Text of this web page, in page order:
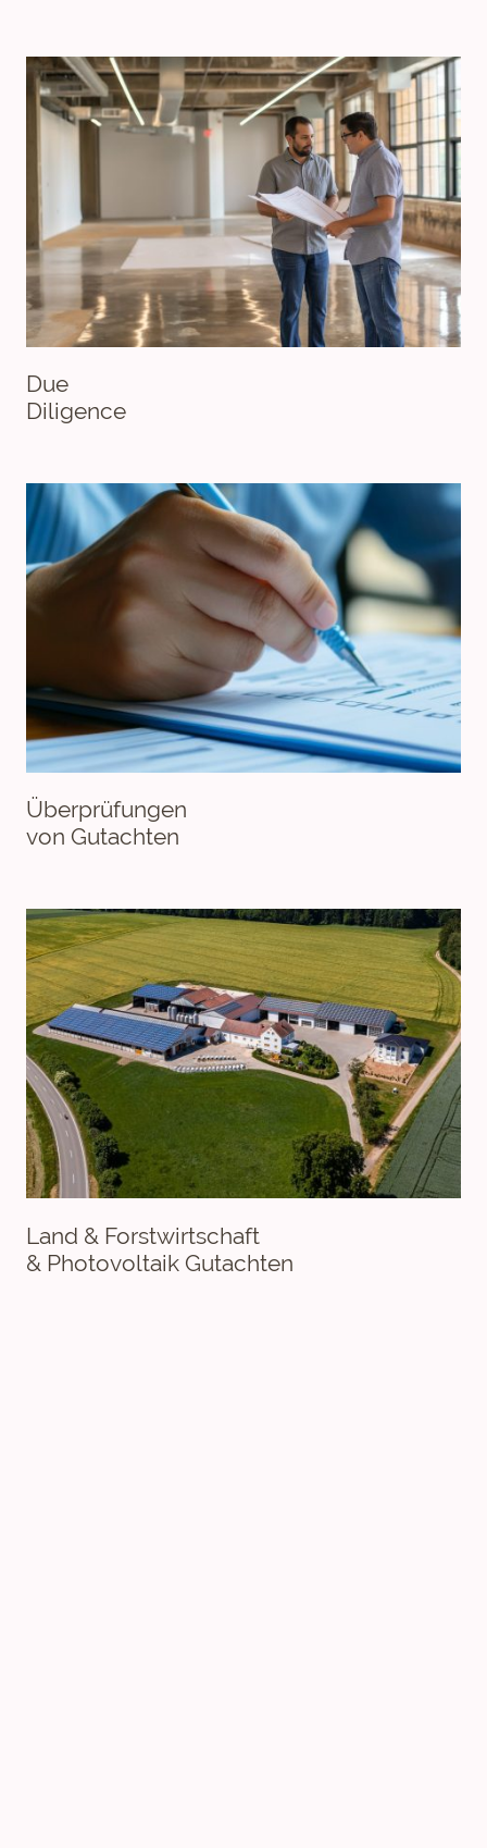
Due
Diligence
Überprüfungen
von Gutachten
Land & Forstwirtschaft
& Photovoltaik Gutachten